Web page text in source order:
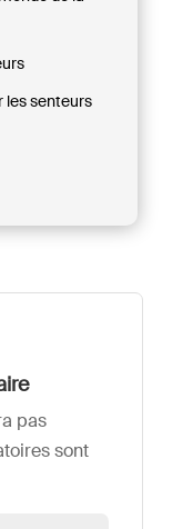
les senteurs
pas
sont